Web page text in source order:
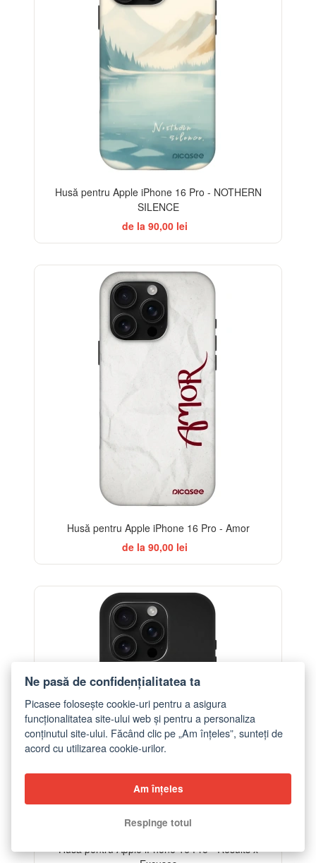
Husă pentru Apple iPhone 16 Pro - NOTHERN
SILENCE
de la 90,00 lei
Husă pentru Apple iPhone 16 Pro - Amor
de la 90,00 lei
Husă pentru Apple iPhone 16 Pro - Results x
Ne pasă de confidențialitatea ta
Picasee folosește cookie-uri pentru a asigura
funcționalitatea site-ului web și pentru a personaliza
conținutul site-ului. Făcând clic pe „Am înțeles”, sunteți de
acord cu utilizarea cookie-urilor.
Am înțeles
Respinge totul